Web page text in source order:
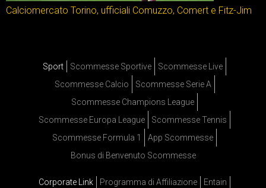
Calciomercato Torino, ufficiali Comuzzo, Comert e Fitz-Jim
Sport Scommesse Sportive
Scommesse Live
Scommesse Calcio
Scommesse Serie A
Scommesse Champions League
Scommesse Europa League
Scommesse Tennis
Scommesse Formula 1
App Scommesse
Bonus di Benvenuto Scommesse
Corporate Link Programma di Affiliazione
Entain